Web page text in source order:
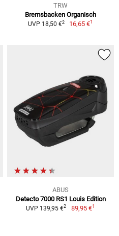
TRW
Bremsbacken Organisch
UVP 18,50 €2 16,65 €1
ABUS
Detecto 7000 RS1 Louis Edition
UVP 139,95 €2 89,95 €1